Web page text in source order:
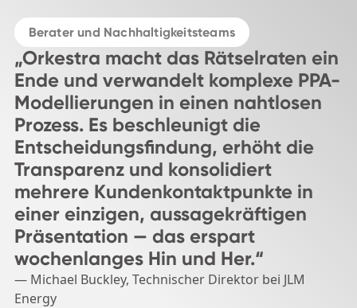
Berater und Nachhaltigkeitsteams
„Orkestra macht das Rätselraten ein
Ende und verwandelt komplexe PPA-
Modellierungen in einen nahtlosen
Prozess. Es beschleunigt die
Entscheidungsfindung, erhöht die
Transparenz und konsolidiert
mehrere Kundenkontaktpunkte in
einer einzigen, aussagekräftigen
Präsentation — das erspart
wochenlanges Hin und Her.“
— Michael Buckley, Technischer Direktor bei JLM
Energy